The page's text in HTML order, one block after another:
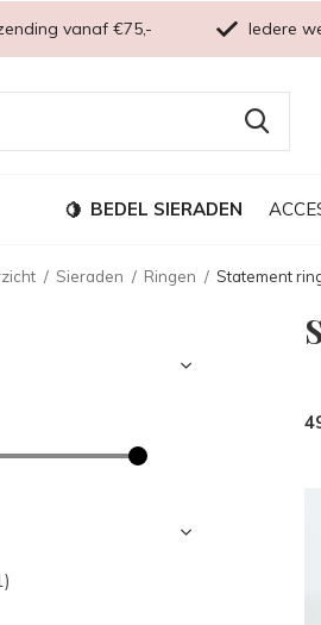
BEDEL SIERADEN
vanaf €75,- Iedere
Sieraden Ringen Statement